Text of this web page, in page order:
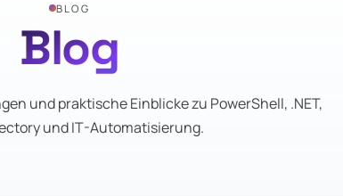
BLOG
Blog
und praktische Einblicke zu PowerShell, .NET,
und IT-Automatisierung.